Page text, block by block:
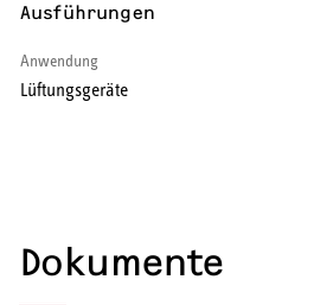
SERVICE
Ausführungen
Anwendung
Lüftungsgeräte
Dokumente